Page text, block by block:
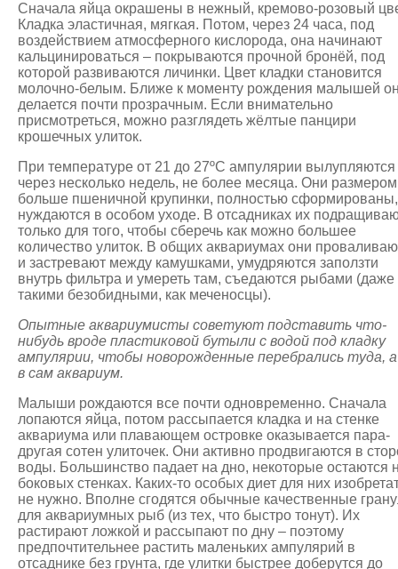
Сначала яйца окрашены в нежный, кремово-розовый
Кладка эластичная, мягкая. Потом, через 24 часа, под
воздействием атмосферного кислорода, она начинают
кальцинироваться – покрываются прочной бронёй, под
которой развиваются личинки. Цвет кладки становится
молочно-белым. Ближе к моменту рождения малышей
делается почти прозрачным. Если внимательно
присмотреться, можно разглядеть жёлтые панцири
крошечных улиток.
При температуре от 21 до 27ºС ампулярии вылупляются
через несколько недель, не более месяца. Они
больше пшеничной крупинки, полностью
нуждаются в особом уходе. В отсадниках их
только для того, чтобы сберечь как можно большее
количество улиток. В общих аквариумах они
и застревают между камушками, умудряются заползти
внутрь фильтра и умереть там, съедаются рыбами (даже
такими безобидными, как меченосцы).
Опытные аквариумисты советуют подставить что-
нибудь вроде пластиковой бутыли с водой под кладку
ампулярии, чтобы новорожденные перебрались туда,
в сам аквариум.
Малыши рождаются все почти одновременно. Сначала
лопаются яйца, потом рассыпается кладка и на стенке
аквариума или плавающем островке оказывается пара-
другая сотен улиточек. Они активно продвигаются в
воды. Большинство падает на дно, некоторые остаются
боковых стенках. Каких-то особых диет для них
не нужно. Вполне сгодятся обычные качественные
для аквариумных рыб (из тех, что быстро тонут). Их
растирают ложкой и рассыпают по дну – поэтому
предпочтительнее растить маленьких ампулярий в
отсаднике без грунта, где улитки быстрее доберутся до